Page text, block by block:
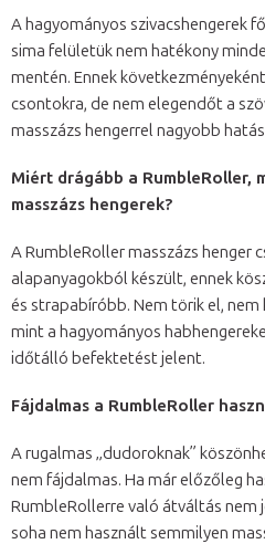
A hagyományos szivacshengerek
sima felületük nem hatékony
mentén. Ennek
csontokra, de nem elegendőt a
masszázs hengerrel nagyobb
Miért drágább a RumbleRoller,
masszázs hengerek?
A RumbleRoller masszázs henger
alapanyagokból készült, ennek
és strapabíróbb. Nem törik el,
mint a hagyományos
időtálló befektetést jelent.
Fájdalmas a RumbleRoller
A rugalmas „dudoroknak”
nem fájdalmas. Ha már előzőleg
RumbleRollerre való átváltás
soha nem használt semmilyen